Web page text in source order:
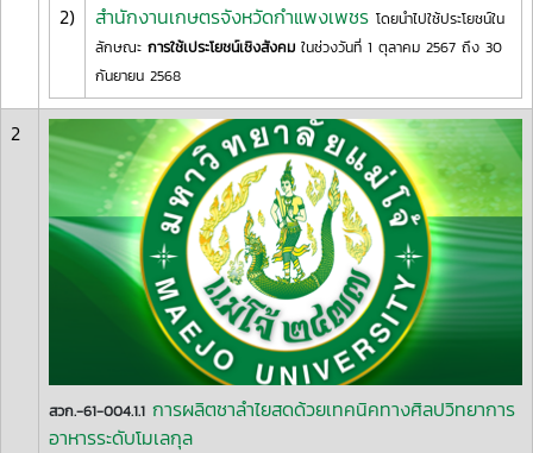
2) สำนักงานเกษตรจังหวัดกำแพงเพชร โดยนำไปใช้ประโยชน์ใน
ลักษณะ การใช้เประโยชน์เชิงสังคม ในช่วงวันที่ 1 ตุลาคม 2567 ถึง 30
กันยายน 2568
2
สวก.-61-004.1.1 การผลิตชาลำไยสดด้วยเทคนิคทางศิลปวิทยาการ
อาหารระดับโมเลกุล